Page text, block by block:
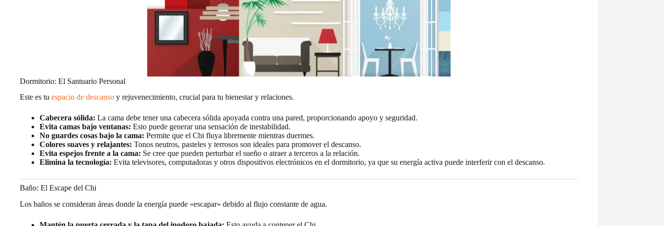
Dormitorio: El Santuario Personal
Este es tu espacio de descanso y rejuvenecimiento, crucial para tu bienestar y relaciones.
Cabecera sólida: La cama debe tener una cabecera sólida apoyada contra una pared, proporcionando apoyo y seguridad.
Evita camas bajo ventanas: Esto puede generar una sensación de inestabilidad.
No guardes cosas bajo la cama: Permite que el Chi fluya libremente mientras duermes.
Colores suaves y relajantes: Tonos neutros, pasteles y terrosos son ideales para promover el descanso.
Evita espejos frente a la cama: Se cree que pueden perturbar el sueño o atraer a terceros a la relación.
Elimina la tecnología: Evita televisores, computadoras y otros dispositivos electrónicos en el dormitorio, ya que su energía activa puede interferir con el descanso.
Baño: El Escape del Chi
Los baños se consideran áreas donde la energía puede «escapar» debido al flujo constante de agua.